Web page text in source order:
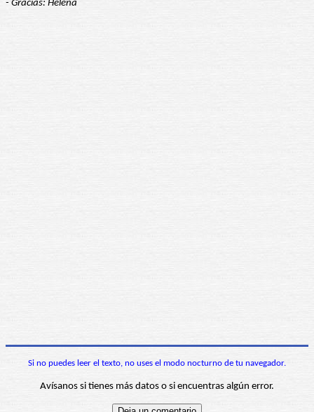
- Gracias: Helena
Si no puedes leer el texto, no uses el modo nocturno de tu navegador.
Avísanos si tienes más datos o si encuentras algún error.